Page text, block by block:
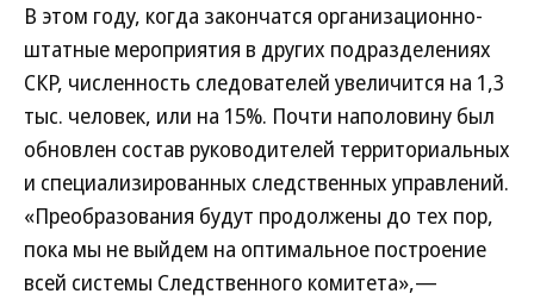
В этом году, когда закончатся организационно-
штатные мероприятия в других подразделениях
СКР, численность следователей увеличится на 1,3
тыс. человек, или на 15%. Почти наполовину был
обновлен состав руководителей территориальных
и специализированных следственных управлений.
«Преобразования будут продолжены до тех пор,
пока мы не выйдем на оптимальное построение
всей системы Следственного комитета»,—